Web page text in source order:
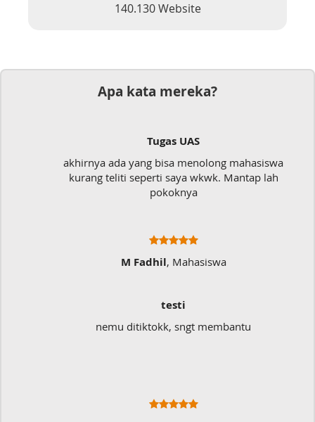
140.130 Website
Apa kata mereka?
Tugas UAS
akhirnya ada yang bisa menolong mahasiswa
kurang teliti seperti saya wkwk. Mantap lah
pokoknya
M Fadhil, Mahasiswa
testi
nemu ditiktokk, sngt membantu